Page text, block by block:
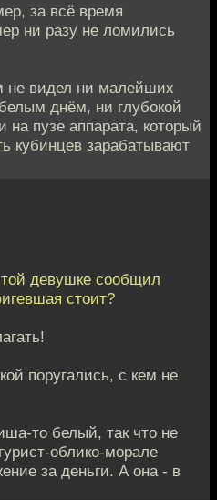
за всё время
ни разу не ломились
не видел ни малейших
днём, ни глубокой
пузе аппарата, который
кубинцев зарабатывают
девушке сообщил
стоит?
поругались, с кем не
то белый, так что не
облико-морале
за деньги. А она - в